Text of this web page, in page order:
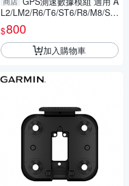
L2/LM2/R6/T6/ST6/R8/M8/S8/
X2/M2/S2/AL5/LM5
$800
加入購物車